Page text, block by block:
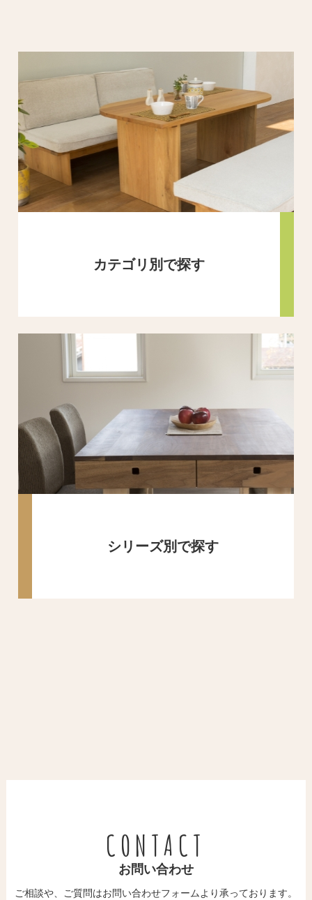
カテゴリ別で探す
シリーズ別で探す
CONTACT
お問い合わせ
ご相談や、ご質問はお問い合わせフォームより承っております。